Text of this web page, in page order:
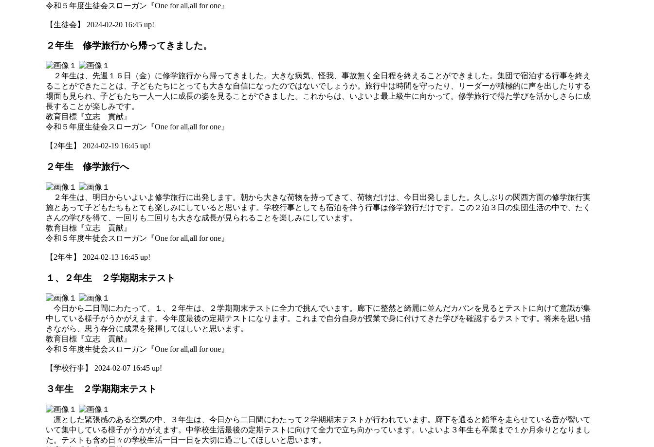
令和５年度生徒会スローガン『One for all,all for one』
【生徒会】 2024-02-20 16:45 up!
２年生 修学旅行から帰ってきました。
２年生は、先週１６日（金）に修学旅行から帰ってきました。大きな病気、怪我、事故無く全日程を終えることができました。集団で宿泊する行事を終え
ることができたことは、子どもたちにとっても大きな自信になったのではないでしょうか。旅行中は時間を守ったり、リーダーが積極的に声を出したりする
場面も見られ、子どもたち一人一人に成長の姿を見ることができました。これからは、いよいよ最上級生に向かって。修学旅行で得た学びを活かしさらに成
長することが楽しみです。
教育目標『立志 貢献』
令和５年度生徒会スローガン『One for all,all for one』
【2年生】 2024-02-19 16:45 up!
２年生 修学旅行へ
２年生は、明日からいよいよ修学旅行に出発します。朝から大きな荷物を持ってきて、荷物だけは、今日出発しました。久しぶりの関西方面の修学旅行実
施とあって子どもたちもとても楽しみにしていると思います。学校行事としても宿泊を伴う行事は修学旅行だけです。この２泊３日の集団生活の中で、たく
さんの学びを得て、一回りも二回りも大きな成長が見られることを楽しみにしています。
教育目標『立志 貢献』
令和５年度生徒会スローガン『One for all,all for one』
【2年生】 2024-02-13 16:45 up!
１、２年生 ２学期期末テスト
今日から二日間にわたって、１、２年生は、２学期期末テストに全力で挑んでいます。廊下に整然と綺麗に並んだカバンを見るとテストに向けて意識が集
中している様子がうかがえます。今年度最後の定期テストになります。これまで自分自身が授業で身に付けてきた学びを確認するテストです。将来を思い描
きながら、思う存分に成果を発揮してほしいと思います。
教育目標『立志 貢献』
令和５年度生徒会スローガン『One for all,all for one』
【学校行事】 2024-02-07 16:45 up!
３年生 ２学期期末テスト
凛とした緊張感のある空気の中、３年生は、今日から二日間にわたって２学期期末テストが行われています。廊下を通ると鉛筆を走らせている音が響いて
いて集中している様子がうかがえます。中学校生活最後の定期テストに向けて全力で立ち向かっています。いよいよ３年生も卒業まで１か月余りとなりまし
た。テストも含め日々の学校生活一日一日を大切に過ごしてほしいと思います。